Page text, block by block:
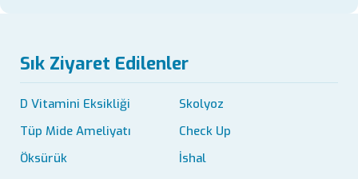
Sık Ziyaret Edilenler
D Vitamini Eksikliği
Skolyoz
Tüp Mide Ameliyatı
Check Up
Öksürük
İshal